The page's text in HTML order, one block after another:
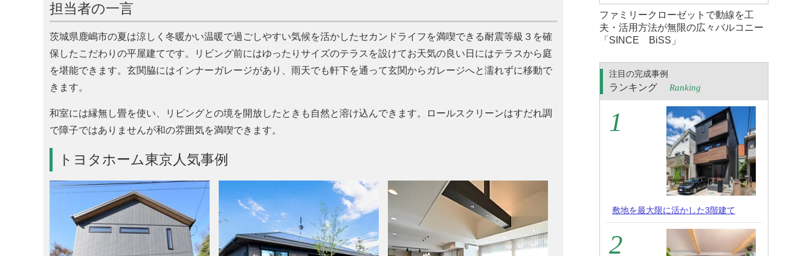
担当者の一言
茨城県鹿嶋市の夏は涼しく冬暖かい温暖で過ごしやすい気候を活かしたセカンドライフを満喫できる耐震等級３を確
保したこだわりの平屋建てです。リビング前にはゆったりサイズのテラスを設けてお天気の良い日にはテラスから庭
を堪能できます。玄関脇にはインナーガレージがあり、雨天でも軒下を通って玄関からガレージへと濡れずに移動で
きます。
和室には縁無し畳を使い、リビングとの境を開放したときも自然と溶け込んできます。ロールスクリーンはすだれ調
で障子ではありませんが和の雰囲気を満喫できます。
トヨタホーム東京人気事例
ファミリークローゼットで動線を工
夫・活用方法が無限の広々バルコニー
「SINCE BiSS」
注目の完成事例
ランキング Ranking
敷地を最大限に活かした3階建て